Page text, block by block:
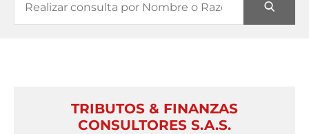
TRIBUTOS & FINANZAS
CONSULTORES S.A.S.